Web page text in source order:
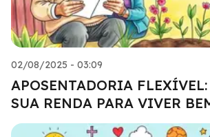
02/08/2025 - 03:09
APOSENTADORIA
SUA RENDA PARA VIVER